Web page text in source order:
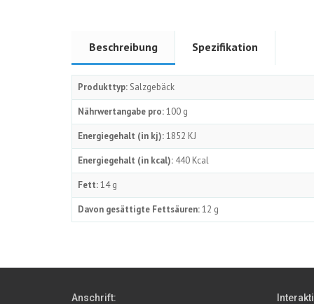
Beschreibung Spezifikation
Produkttyp: Salzgebäck
Nährwertangabe pro:100 g
Energiegehalt (in kj):1852 KJ
Energiegehalt (in kcal): 440 Kcal
Fett:14 g
Davon gesättigte Fettsäuren:12 g
Anschrift: